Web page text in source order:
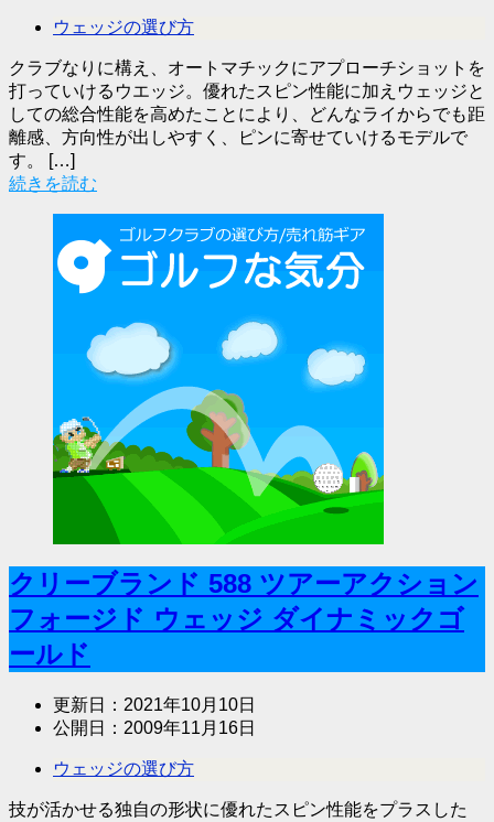
ウェッジの選び方
クラブなりに構え、オートマチックにアプローチショットを
打っていけるウエッジ。優れたスピン性能に加えウェッジと
しての総合性能を高めたことにより、どんなライからでも距
離感、方向性が出しやすく、ピンに寄せていけるモデルで
す。 […]
続きを読む
クリーブランド 588 ツアーアクション
フォージド ウェッジ ダイナミックゴ
ールド
更新日： 2021年10月10日
公開日： 2009年11月16日
ウェッジの選び方
技が活かせる独自の形状に優れたスピン性能をプラスした